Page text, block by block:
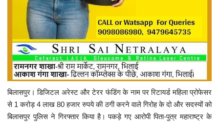
बिलासपुर। डिजिटल अरेस्ट और टेरर फंडिंग के नाम पर रिटायर्ड महिला प्रोफेसर
से 1 करोड़ 4 लाख 80 हजार रुपये की ठगी करने वाले गिरोह के दो और सदस्यों को
बिलासपुर पुलिस ने गिरफ्तार किया है। पकड़े गए आरोपी पिता-पुत्र महाराष्ट्र के